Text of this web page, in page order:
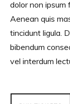
dolor non ipsum
Aenean quis
tincidunt ligula.
bibendum
vel interdum